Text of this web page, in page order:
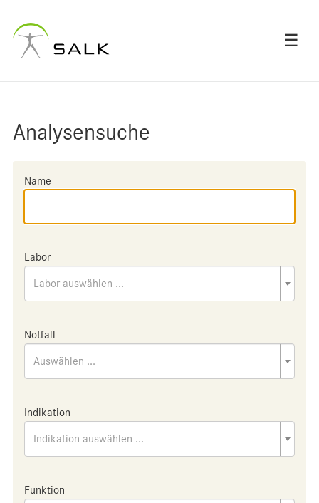
☰
Analysensuche
Name
Labor
Labor auswählen ...
Notfall
Auswählen ...
Indikation
Indikation auswählen ...
Funktion